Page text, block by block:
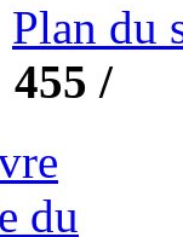
Plan du
455 /